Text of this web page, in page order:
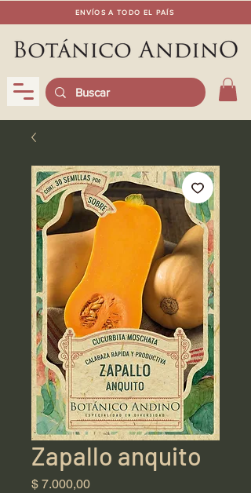
ENVÍOS A TODO EL PAÍS
Zapallo anquito
$ 7.000,00Precio